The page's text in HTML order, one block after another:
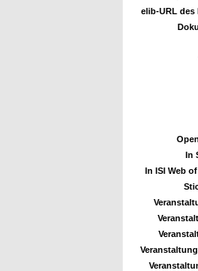
elib-URL des
In
In ISI Web